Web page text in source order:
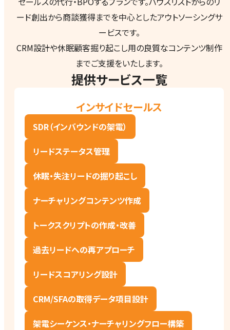
ード創出から商談獲得までを中心としたアウトソーシングサ
ービスです。
CRM設計や休眠顧客掘り起こし用の良質なコンテンツ制作
までご支援をいたします。
提供サービス一覧
インサイドセールス
SDR（インバウンドの架電）
リードステータス管理
休眠・失注リードの掘り起こし
ナーチャリングコンテンツ作成
トークスクリプトの作成・改善
過去リードへの再アプローチ
リードスコアリング設計
CRM/SFAの取得データ項目設計
架電シーケンス・ナーチャリングフロー構築